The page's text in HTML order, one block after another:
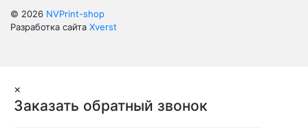
© 2026 NVPrint-shop
Разработка сайта Xverst
×
Заказать обратный звонок